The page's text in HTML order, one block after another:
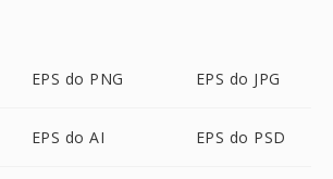
EPS do PNG EPS do JPG
EPS do AI EPS do PSD